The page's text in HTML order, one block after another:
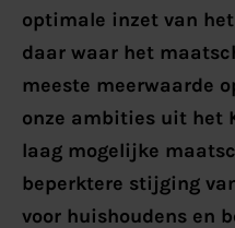
optimale inzet van
daar waar het
meeste meerwaarde
onze ambities uit het
laag mogelijke
beperktere stijging
voor huishoudens en